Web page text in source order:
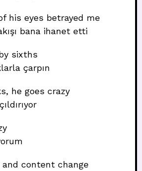
his eyes betrayed me
bana ihanet etti
sixths
çarpın
he goes crazy
and content change